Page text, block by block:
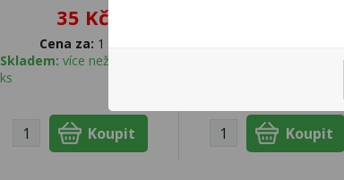
35 Kč
Cena za: 1 ks
Skladem: více než 500
ks